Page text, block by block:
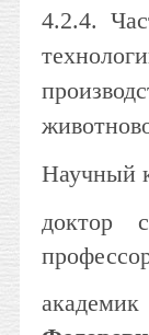
4.2.4.
Научный
доктор